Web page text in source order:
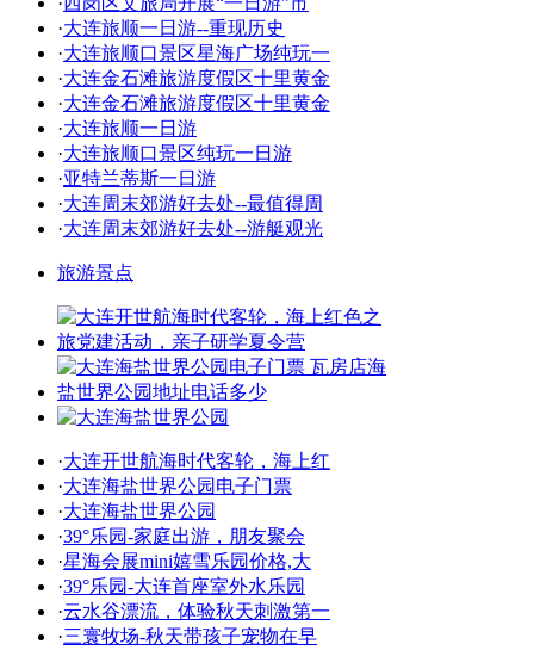
·大连旅顺一日游--重现历史
·大连旅顺口景区星海广场纯玩一
·大连金石滩旅游度假区十里黄金
·大连金石滩旅游度假区十里黄金
·大连旅顺一日游
·大连旅顺口景区纯玩一日游
·亚特兰蒂斯一日游
·大连周末郊游好去处--最值得周
·大连周末郊游好去处--游艇观光
旅游景点
·大连开世航海时代客轮，海上红
·大连海盐世界公园电子门票
·大连海盐世界公园
·39°乐园-家庭出游，朋友聚会
·星海会展mini嬉雪乐园价格,大
·39°乐园-大连首座室外水乐园
·云水谷漂流，体验秋天刺激第一
·三寰牧场-秋天带孩子宠物在早